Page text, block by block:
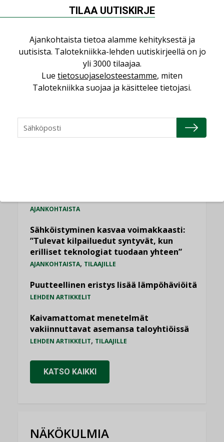
yhteen”
LUETUIMMAT UUTISET
Datakeskusurakointi on tekniikkalaji
AJANKOHTAISTA
Sähköistyminen kasvaa voimakkaasti:
”Tulevat kilpailuedut syntyvät, kun
erilliset teknologiat tuodaan yhteen”
AJANKOHTAISTA, TILAAJILLE
Puutteellinen eristys lisää lämpöhäviöitä
LEHDEN ARTIKKELIT
Kaivamattomat menetelmät
vakiinnuttavat asemansa taloyhtiöissä
LEHDEN ARTIKKELIT, TILAAJILLE
KATSO KAIKKI
NÄKÖKULMIA
TILAA UUTISKIRJE
Ajankohtaista tietoa alamme kehityksestä ja
uutisista. Talotekniikka-lehden uutiskirjeellä on jo
yli 3000 tilaajaa.
Lue tietosuojaselosteestamme, miten
Talotekniikka suojaa ja käsittelee tietojasi.